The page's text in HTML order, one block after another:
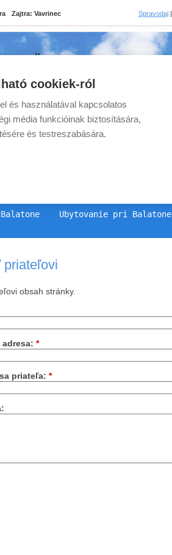
Zajtra: Vavrinec Spravodaj|
Ubytovanie pri Balatone
priateľovi
obsah stránky.
adresa: *
priateľa: *
cookiek-ról
és használatával kapcsolatos
média funkcióinak biztosítására,
és testreszabására.